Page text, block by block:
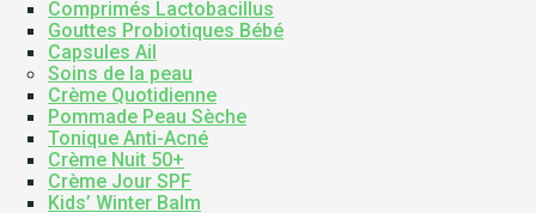
Comprimés Lactobacillus
Gouttes Probiotiques Bébé
Capsules Ail
Soins de la peau
Crème Quotidienne
Pommade Peau Sèche
Tonique Anti-Acné
Crème Nuit 50+
Crème Jour SPF
Kids’ Winter Balm